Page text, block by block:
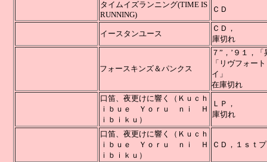
タイムイズランニング(TIME IS
RUNNING)
イースタンユース
庫切れ
フォースキンズ＆パンクス
７”，’９１，
「リヴフォー
在庫切れ
口笛、夜更けに響く（Ｋｕｃｈ
ｉｂｕｅ Ｙｏｒｕ ｎｉ Ｈ
ｉｂｉｋｕ）
庫切れ
口笛、夜更けに響く
（Ｋｕｃｈ
ｉｂｕｅ Ｙｏｒｕ ｎｉ Ｈ
ｉｂｉｋｕ）
ＣＤ，１ｓｔ